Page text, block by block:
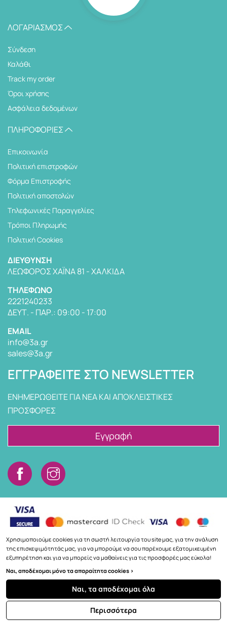
ΛΟΓΑΡΙΑΣΜΌΣ
Σύνδεση
Καλάθι
Track my order
Όροι χρήσης
Ασφάλεια δεδομένων
ΠΛΗΡΟΦΟΡΊΕΣ
Επικοινωνία
Πολιτική επιστροφών
Φόρμα Επιστροφής
Πολιτική αποστολών
Tηλεφωνικές Παραγγελίες
Τρόποι Πληρωμής
Πολιτική Cookies
ΔΙΕΎΘΥΝΣΗ
ΛΕΩΦΌΡΟΣ ΧΑΪΝΆ 81 - ΧΑΛΚΊΔΑ
TΗΛΈΦΩΝΟ
2221240233
ΔΕΥΤ. - ΠΑΡ.: 09:00 - 17:00
EMAIL
info@3a.gr
sales@3a.gr
ΕΓΓΡΑΦΕΊΤΕ ΣΤΟ NEWSLETTER
ΕΝΗΜΕΡΩΘΕΙΤΕ ΓΙΑ ΝΕΑ ΚΑΙ ΑΠΟΚΛΕΙΣΤΙΚΕΣ
ΠΡΟΣΦΟΡΕΣ
Εγγραφή
Copyright © 2026
Χρησιμοποιούμε cookies για τη σωστή λειτουργία του site μας, για την ανάλυση
της επισκεψιμότητάς μας, για να μπορούμε να σου παρέχουμε εξατομικευμένη
εξυπηρέτηση και για να μπορείς να μαθαίνεις για τις προσφορές μας εύκολα!
Ναι, αποδέχομαι μόνο τα απαραίτητα cookies >
Ναι, τα αποδέχομαι όλα
Περισσότερα